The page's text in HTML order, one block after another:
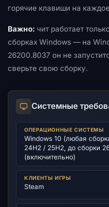
горячие клавиши на
Важно: чит работает
сборках Windows — на
26200.8037 он не
сверьте свою сборку.
Системные
ОПЕРАЦИОННЫЕ СИСТЕМЫ
Windows 10 (любая
24H2 / 25H2, до сборки
(включительно)
КЛИЕНТЫ ИГРЫ
Steam